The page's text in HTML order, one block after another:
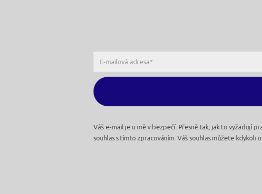
Váš e-mail je u mě v bezpečí. Přesně tak, jak to vyžadují
souhlas s tímto zpracováním. Váš souhlas můžete kdykoli